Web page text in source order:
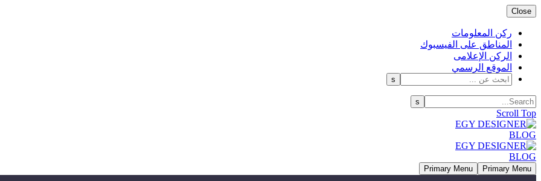
Close
ركن المعلومات
المناطق على الفيسبوك
الركن الإعلامى
الموقع الرسمي
Scroll Top
Primary Menu
Primary Menu